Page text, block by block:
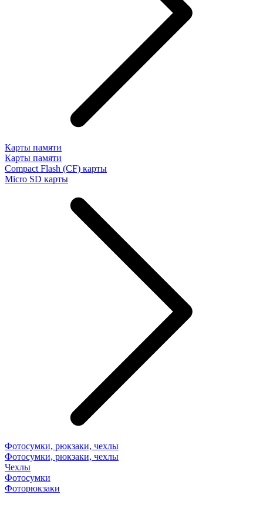
Карты памяти
Карты памяти
Compact Flash (CF) карты
Micro SD карты
Фотосумки, рюкзаки, чехлы
Фотосумки, рюкзаки, чехлы
Чехлы
Фотосумки
Фоторюкзаки